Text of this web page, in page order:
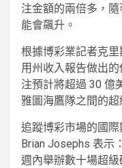
注金額的兩倍多，
能會飆升。
根據博彩業記者克里
用州收入報告做出
注預計將超過 30 億
雅圖海鷹隊之間的超
追蹤博彩市場的國
Brian Josephs 表示
週內舉辦數十場超級